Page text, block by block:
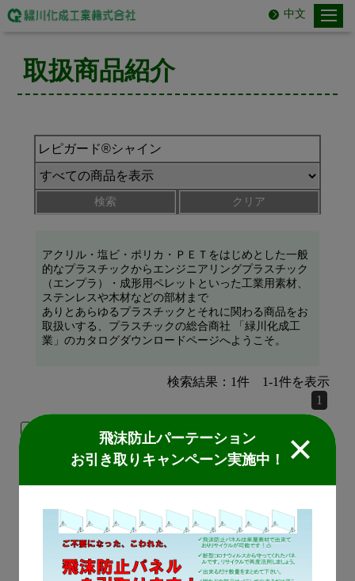
中文
飛沫防止パーテーション
お引き取りキャンペーン実施中！
取扱商品紹介
検索 クリア
アクリル・塩ビ・ポリカ・ＰＥＴをはじめとした一般
的なプラスチックからエンジニアリングプラスチック
（エンプラ）・成形用ペレットといった工業用素材、
ステンレスや木材などの部材まで
ありとあらゆるプラスチックとそれに関わる商品をお
取扱いする、プラスチックの総合商社 「緑川化成工
業」のカタログダウンロードページへようこそ。
検索結果： 1件 1-1件を表示
1
LED/電材
レピガード®シャイン
夜ガ科害虫を防除する目
的で開発された専用LEDラ
ンプです。農薬に頼らず